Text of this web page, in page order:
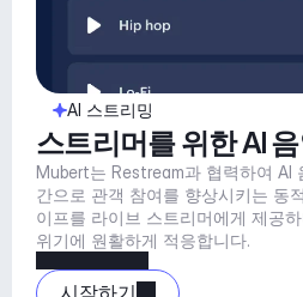
AI 스트리밍
스트리머를 위한 AI
Mubert는 Restream과 협력하여 AI
간으로 관객 참여를 향상시키는 동
이프를 라이브 스트리머에게 제공
위기에 원활하게 적응합니다.
시작하기